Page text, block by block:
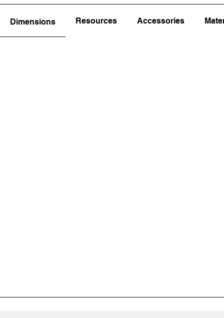
Dimensions Resources Accessories